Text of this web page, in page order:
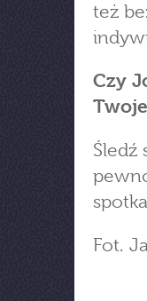
też
Czy
Śledź
Fot.